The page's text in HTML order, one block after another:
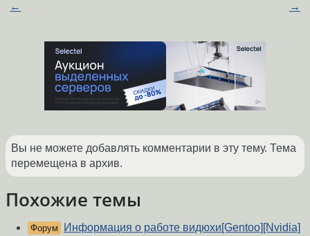
← →
Вы не можете добавлять комментарии в эту тему. Тема
перемещена в архив.
Похожие темы
Форум
Информация о работе видюхи[Gentoo][Nvidia]